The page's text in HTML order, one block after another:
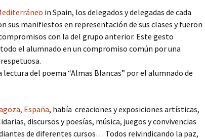
in Spain, los delegados y delegadas de cada
sus manifiestos en representación de sus clases y fueron
con la del grupo anterior. Este gesto
el alumnado en un compromiso común por una
del poema “Almas Blancas” por el alumnado de
España, había creaciones y exposiciones artísticas,
discursos y poesías, música, juegos y convivencias
de diferentes cursos… Todos reivindicando la paz,